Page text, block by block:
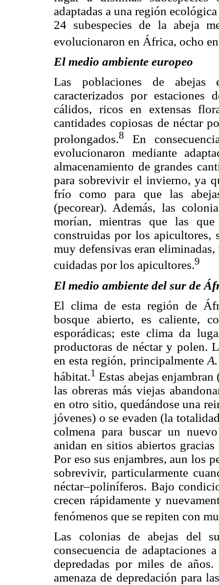
adaptadas a una región
24 subespecies de la abeja
evolucionaron en África, ocho
El medio ambiente europeo
Las poblaciones de abejas
caracterizados por estaciones
cálidos, ricos en extensas
cantidades copiosas de néctar
prolongados.8
En
evolucionaron mediante
almacenamiento de grandes
para sobrevivir el invierno, ya
frío como para que las
(pecorear). Además, las
morían, mientras que las
construidas por los apicultores,
muy defensivas eran
cuidadas por los apicultores.9
El medio ambiente del sur de
El clima de esta región de
bosque abierto, es caliente,
esporádicas; este clima da
productoras de néctar y polen.
en esta región, principalmente
hábitat.1 Estas abejas
las obreras más viejas
en otro sitio, quedándose una
jóvenes) o se evaden (la
colmena para buscar un
anidan en sitios abiertos
Por eso sus enjambres, aun los
sobrevivir, particularmente
néctar–poliníferos. Bajo
crecen rápidamente y
fenómenos que se repiten con
Las colonias de abejas del
consecuencia de
depredadas por miles de
amenaza de depredación para